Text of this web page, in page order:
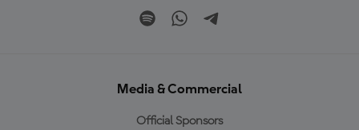
Media & Commercial
Official Sponsors